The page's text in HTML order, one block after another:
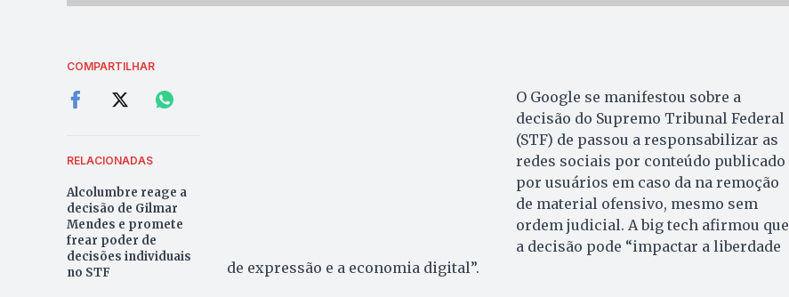
COMPARTILHAR
RELACIONADAS
Alcolumbre reage a
decisão de Gilmar
Mendes e promete
frear poder de
decisões individuais
no STF
O Google se manifestou sobre a
decisão do Supremo Tribunal Federal
(STF) de passou a responsabilizar as
redes sociais por conteúdo publicado
por usuários em caso da na remoção
de material ofensivo, mesmo sem
ordem judicial. A big tech afirmou que
a decisão pode “impactar a liberdade
de expressão e a economia digital”.